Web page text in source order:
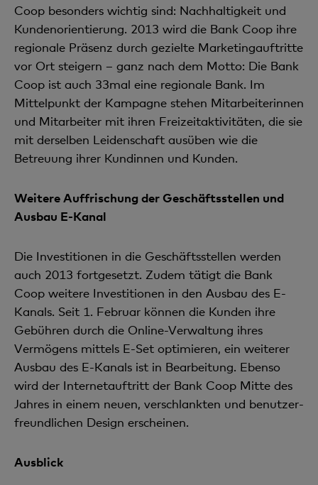
Coop besonders wichtig sind: Nachhaltigkeit und
Kundenorientierung. 2013 wird die Bank Coop ihre
regionale Präsenz durch gezielte Marketingauftritte
vor Ort steigern – ganz nach dem Motto: Die Bank
Coop ist auch 33mal eine regionale Bank. Im
Mittelpunkt der Kampagne stehen Mitar­beiterinnen
und Mitarbeiter mit ihren Freizeitaktivitäten, die sie
mit derselben Leiden­schaft ausüben wie die
Betreuung ihrer Kundinnen und Kunden.
Weitere Auffrischung der Geschäftsstellen und
Ausbau E-Kanal
Die Investitionen in die Geschäftsstellen werden
auch 2013 fortgesetzt. Zudem tätigt die Bank
Coop weitere Investitionen in den Ausbau des E-
Kanals. Seit 1. Februar können die Kunden ihre
Gebühren durch die Online-Verwaltung ihres
Vermögens mittels E-Set opti­mieren, ein weiterer
Ausbau des E-Kanals ist in Bearbeitung. Ebenso
wird der Internet­auftritt der Bank Coop Mitte des
Jahres in einem neuen, verschlankten und benutzer­
freundlichen Design erscheinen.
Ausblick